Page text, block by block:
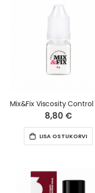
8,80 €
LISA OSTUKORVI